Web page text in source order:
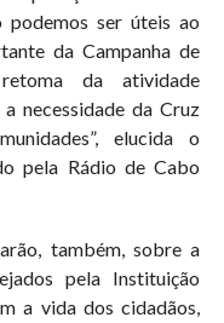
podemos ser úteis ao
da Campanha de
da atividade
necessidade da Cruz
elucida o
pela Rádio de Cabo
também, sobre a
pela Instituição
a vida dos cidadãos,